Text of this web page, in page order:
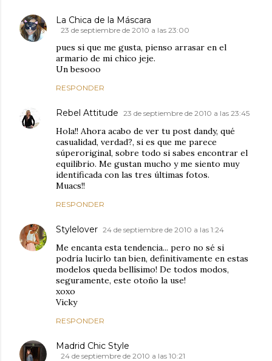
La Chica de la Máscara
23 de septiembre de 2010 a las 23:00
pues si que me gusta, pienso arrasar en el
armario de mi chico jeje.
Un besooo
RESPONDER
Rebel Attitude 23 de septiembre de 2010 a las 23:45
Hola!! Ahora acabo de ver tu post dandy, qué
casualidad, verdad?, si es que me parece
súperoriginal, sobre todo si sabes encontrar el
equilibrio. Me gustan mucho y me siento muy
identificada con las tres últimas fotos.
Muacs!!
RESPONDER
Stylelover 24 de septiembre de 2010 a las 1:24
Me encanta esta tendencia... pero no sé si
podría lucirlo tan bien, definitivamente en estas
modelos queda bellísimo! De todos modos,
seguramente, este otoño la use!
xoxo
Vicky
RESPONDER
Madrid Chic Style
24 de septiembre de 2010 a las 10:21